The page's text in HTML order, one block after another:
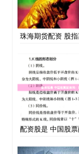
珠海期货配资 股
配资股是 中国股